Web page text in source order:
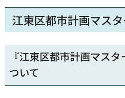
江東区都市計画マス
『江東区都市計画マス
ついて